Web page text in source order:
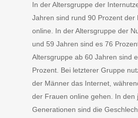
In der Altersgruppe der
Jahren sind rund 90 Prozent der
online. In der Altersgruppe der
und 59 Jahren sind es 76
Altersgruppe ab 60 Jahren sind
Prozent. Bei letzterer Gruppe
der Männer das Internet,
der Frauen online gehen. In den
Generationen sind die